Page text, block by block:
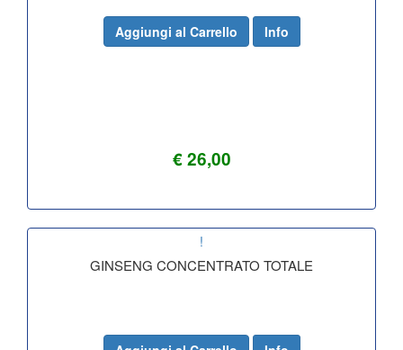
€ 26,00
Aggiungi al Carrello Info
!
GINSENG CONCENTRATO TOTALE